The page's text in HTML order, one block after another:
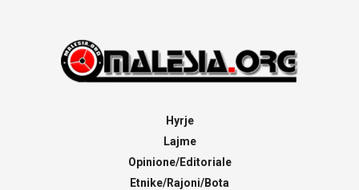
Hyrje
Lajme
Opinione/Editoriale
Etnike/Rajoni/Bota